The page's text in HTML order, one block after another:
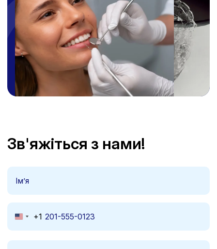
Зв'яжіться з нами!
United
+1